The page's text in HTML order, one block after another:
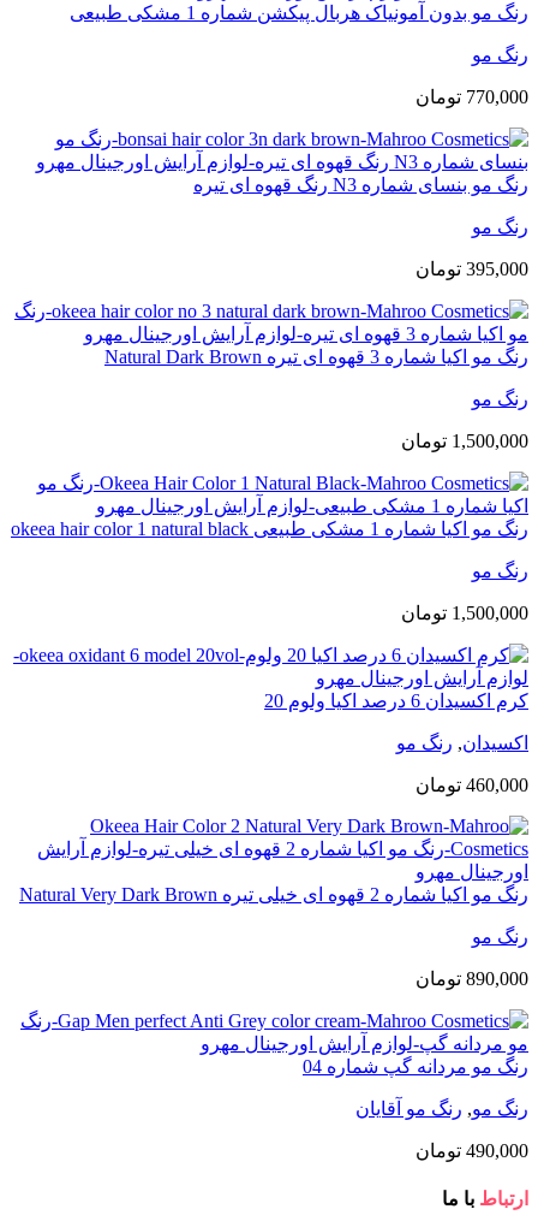
رنگ مو بدون آمونیاک هربال پیکشن شماره 1 مشکی طبیعی
رنگ مو
770,000 تومان
رنگ مو بنسای شماره N3 رنگ قهوه ای تیره
رنگ مو
395,000 تومان
رنگ مو اکیا شماره 3 قهوه ای تیره Natural Dark Brown
رنگ مو
1,500,000 تومان
رنگ مو اکیا شماره 1 مشکی طبیعی okeea hair color 1 natural black
رنگ مو
1,500,000 تومان
کرم اکسیدان 6 درصد اکیا ولوم 20
اکسیدان, رنگ مو
460,000 تومان
رنگ مو اکیا شماره 2 قهوه ای خیلی تیره Natural Very Dark Brown
رنگ مو
890,000 تومان
رنگ مو مردانه گپ شماره 04
رنگ مو, رنگ مو آقایان
490,000 تومان
ارتباط با ما